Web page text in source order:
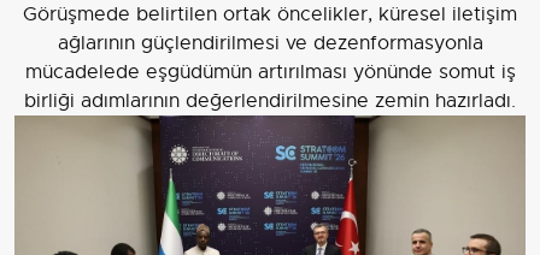
Görüşmede belirtilen ortak öncelikler, küresel iletişim
ağlarının güçlendirilmesi ve dezenformasyonla
mücadelede eşgüdümün artırılması yönünde somut iş
birliği adımlarının değerlendirilmesine zemin hazırladı.